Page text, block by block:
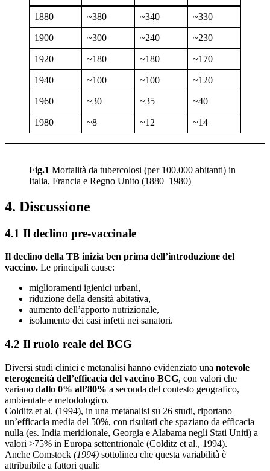
1880 ~380 ~340 ~330
1900 ~300 ~240 ~230
1920 ~180 ~180 ~170
1940 ~100 ~100 ~120
1960 ~30 ~35 ~40
1980 ~8 ~12 ~14
Fig.1 Mortalità da tubercolosi (per 100.000 abitanti) in
Italia, Francia e Regno Unito (1880–1980)
4. Discussione
4.1 Il declino pre-vaccinale
Il declino della TB inizia ben prima dell’introduzione del
vaccino. Le principali cause:
miglioramenti igienici urbani,
riduzione della densità abitativa,
aumento dell’apporto nutrizionale,
isolamento dei casi infetti nei sanatori.
4.2 Il ruolo reale del BCG
Diversi studi clinici e metanalisi hanno evidenziato una notevole
eterogeneità dell’efficacia del vaccino BCG, con valori che
variano dallo 0% all’80% a seconda del contesto geografico,
ambientale e metodologico.
Colditz et al. (1994), in una metanalisi su 26 studi, riportano
un’efficacia media del 50%, con risultati che spaziano da efficacia
nulla (es. India meridionale, Georgia e Alabama negli Stati Uniti) a
valori >75% in Europa settentrionale (Colditz et al., 1994).
Anche Comstock (1994) sottolinea che questa variabilità è
attribuibile a fattori quali: